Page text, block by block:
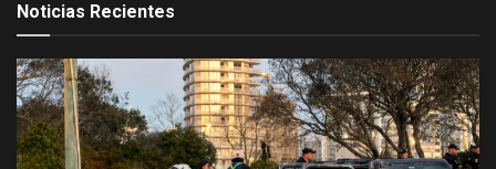
Noticias Recientes